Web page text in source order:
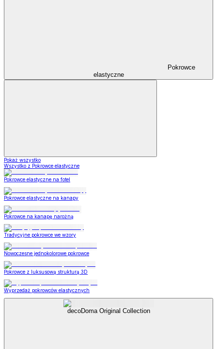
Pokrowce
elastyczne
Pokaż wszystko
Wszystko z Pokrowce elastyczne
Pokrowce elastyczne na fotel
Pokrowce elastyczne na kanapy
Pokrowce na kanapę narożną
Tradycyjne pokrowce we wzory
Nowoczesne jednokolorowe pokrowce
Pokrowce z luksusową strukturą 3D
Wyprzedaż pokrowców elastycznych
decoDoma Original Collection